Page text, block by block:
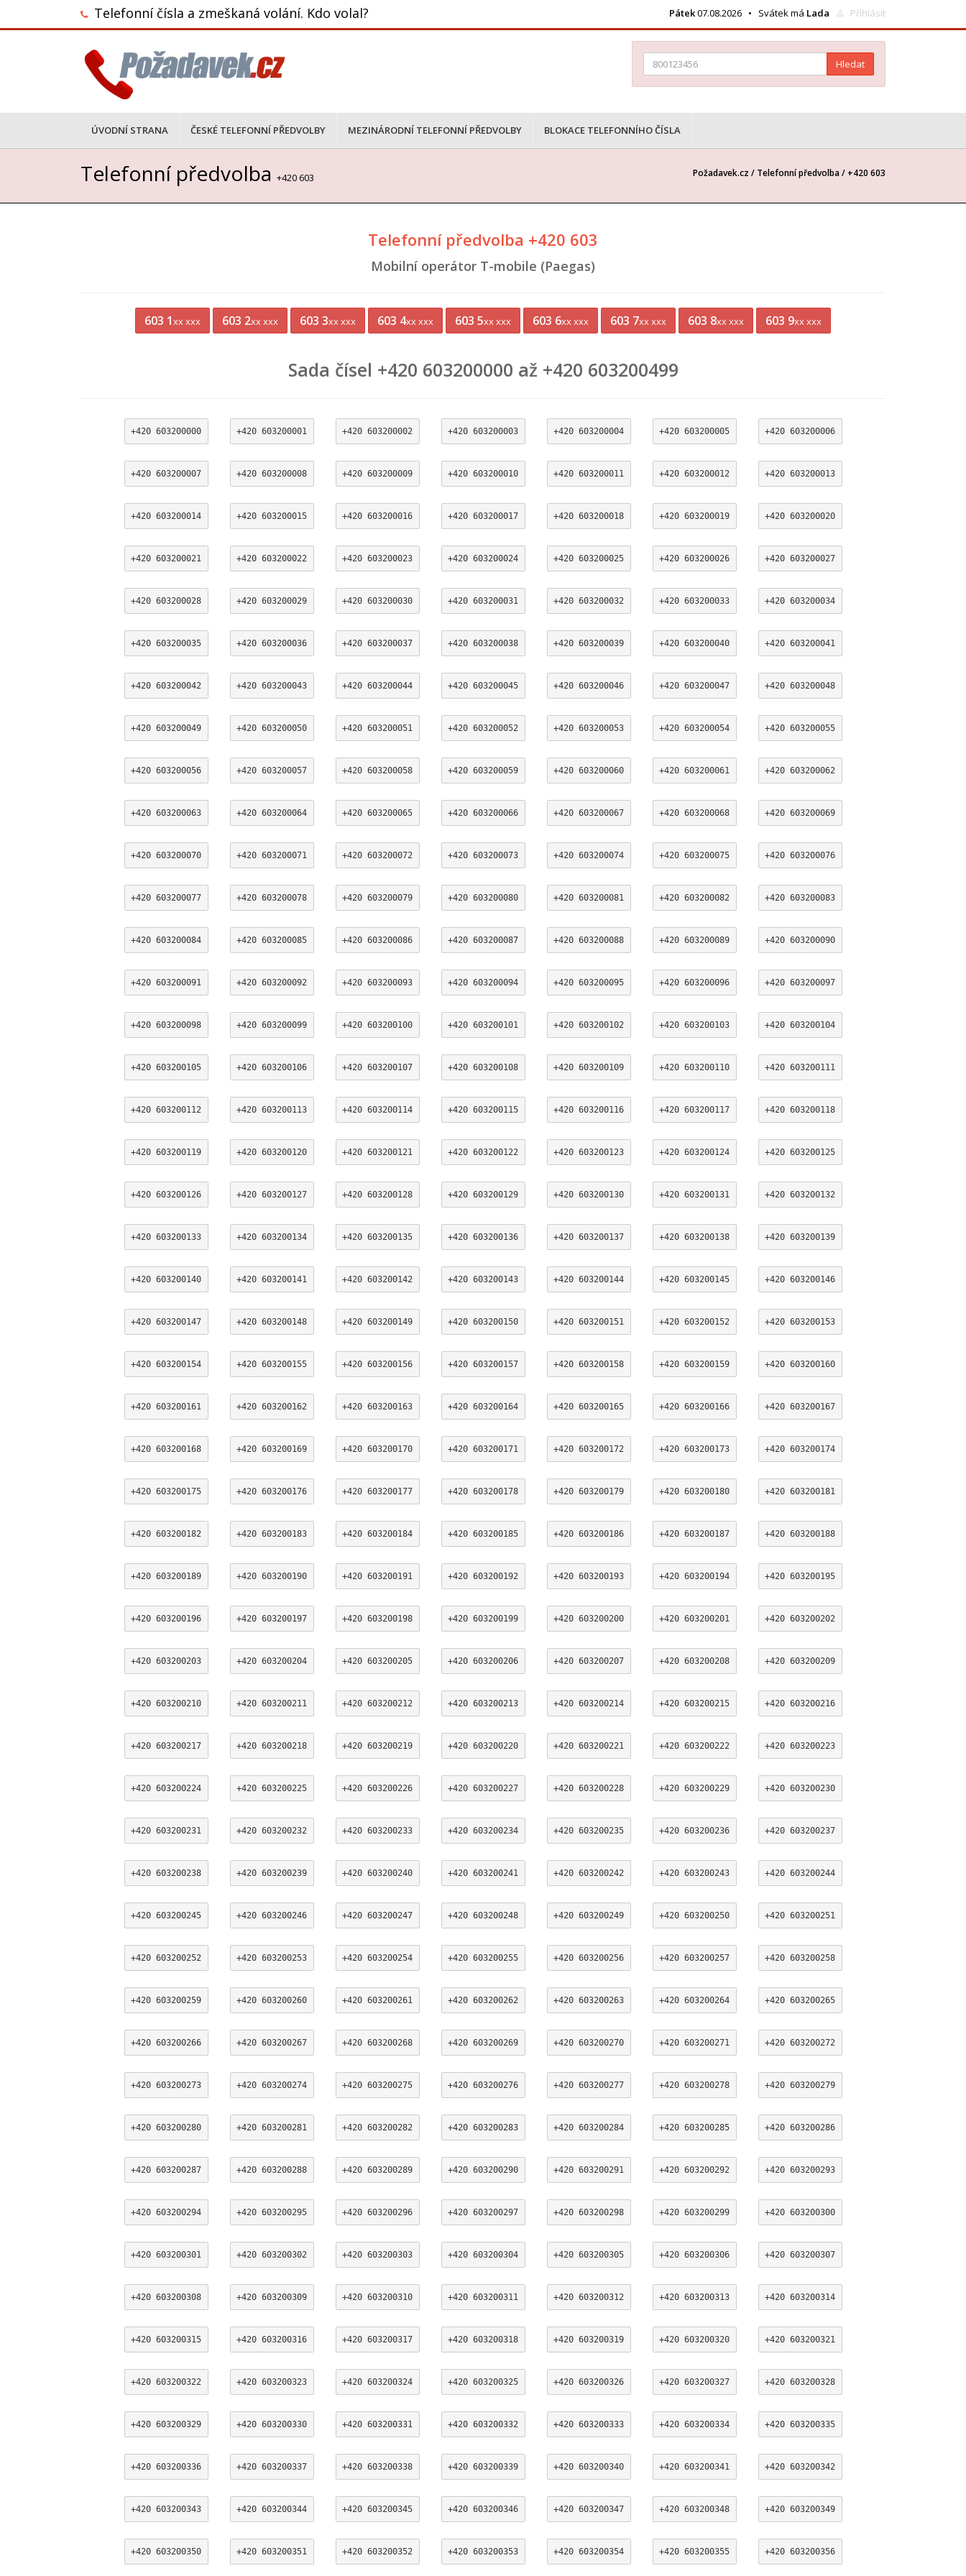
Telefonní čísla a zmeškaná volání. Kdo volal? Přihlásit
Pátek07.08.2026 • Svátek má Lada
Hledat
ÚVODNÍ STRANA ČESKÉ TELEFONNÍ PŘEDVOLBY MEZINÁRODNÍ TELEFONNÍ PŘEDVOLBY BLOKACE TELEFONNÍHO ČÍSLA
Telefonní předvolba +420 603 Požadavek.cz / Telefonní předvolba/ +420 603
Telefonní předvolba +420 603
Mobilní operátor T-mobile (Paegas)
603 1xx xxx 603 2xx xxx 603 3xx xxx 603 4xx xxx 603 5xx xxx 603 6xx xxx 603 7xx xxx 603 8xx xxx 603 9xx xxx
Sada čísel +420 603200000 až +420 603200499
+420 603200000 +420 603200001 +420 603200002 +420 603200003 +420 603200004 +420 603200005 +420 603200006
+420 603200007 +420 603200008 +420 603200009 +420 603200010 +420 603200011 +420 603200012 +420 603200013
+420 603200014 +420 603200015 +420 603200016 +420 603200017 +420 603200018 +420 603200019 +420 603200020
+420 603200021 +420 603200022 +420 603200023 +420 603200024 +420 603200025 +420 603200026 +420 603200027
+420 603200028 +420 603200029 +420 603200030 +420 603200031 +420 603200032 +420 603200033 +420 603200034
+420 603200035 +420 603200036 +420 603200037 +420 603200038 +420 603200039 +420 603200040 +420 603200041
+420 603200042 +420 603200043 +420 603200044 +420 603200045 +420 603200046 +420 603200047 +420 603200048
+420 603200049 +420 603200050 +420 603200051 +420 603200052 +420 603200053 +420 603200054 +420 603200055
+420 603200056 +420 603200057 +420 603200058 +420 603200059 +420 603200060 +420 603200061 +420 603200062
+420 603200063 +420 603200064 +420 603200065 +420 603200066 +420 603200067 +420 603200068 +420 603200069
+420 603200070 +420 603200071 +420 603200072 +420 603200073 +420 603200074 +420 603200075 +420 603200076
+420 603200077 +420 603200078 +420 603200079 +420 603200080 +420 603200081 +420 603200082 +420 603200083
+420 603200084 +420 603200085 +420 603200086 +420 603200087 +420 603200088 +420 603200089 +420 603200090
+420 603200091 +420 603200092 +420 603200093 +420 603200094 +420 603200095 +420 603200096 +420 603200097
+420 603200098 +420 603200099 +420 603200100 +420 603200101 +420 603200102 +420 603200103 +420 603200104
+420 603200105 +420 603200106 +420 603200107 +420 603200108 +420 603200109 +420 603200110 +420 603200111
+420 603200112 +420 603200113 +420 603200114 +420 603200115 +420 603200116 +420 603200117 +420 603200118
+420 603200119 +420 603200120 +420 603200121 +420 603200122 +420 603200123 +420 603200124 +420 603200125
+420 603200126 +420 603200127 +420 603200128 +420 603200129 +420 603200130 +420 603200131 +420 603200132
+420 603200133 +420 603200134 +420 603200135 +420 603200136 +420 603200137 +420 603200138 +420 603200139
+420 603200140 +420 603200141 +420 603200142 +420 603200143 +420 603200144 +420 603200145 +420 603200146
+420 603200147 +420 603200148 +420 603200149 +420 603200150 +420 603200151 +420 603200152 +420 603200153
+420 603200154 +420 603200155 +420 603200156 +420 603200157 +420 603200158 +420 603200159 +420 603200160
+420 603200161 +420 603200162 +420 603200163 +420 603200164 +420 603200165 +420 603200166 +420 603200167
+420 603200168 +420 603200169 +420 603200170 +420 603200171 +420 603200172 +420 603200173 +420 603200174
+420 603200175 +420 603200176 +420 603200177 +420 603200178 +420 603200179 +420 603200180 +420 603200181
+420 603200182 +420 603200183 +420 603200184 +420 603200185 +420 603200186 +420 603200187 +420 603200188
+420 603200189 +420 603200190 +420 603200191 +420 603200192 +420 603200193 +420 603200194 +420 603200195
+420 603200196 +420 603200197 +420 603200198 +420 603200199 +420 603200200 +420 603200201 +420 603200202
+420 603200203 +420 603200204 +420 603200205 +420 603200206 +420 603200207 +420 603200208 +420 603200209
+420 603200210 +420 603200211 +420 603200212 +420 603200213 +420 603200214 +420 603200215 +420 603200216
+420 603200217 +420 603200218 +420 603200219 +420 603200220 +420 603200221 +420 603200222 +420 603200223
+420 603200224 +420 603200225 +420 603200226 +420 603200227 +420 603200228 +420 603200229 +420 603200230
+420 603200231 +420 603200232 +420 603200233 +420 603200234 +420 603200235 +420 603200236 +420 603200237
+420 603200238 +420 603200239 +420 603200240 +420 603200241 +420 603200242 +420 603200243 +420 603200244
+420 603200245 +420 603200246 +420 603200247 +420 603200248 +420 603200249 +420 603200250 +420 603200251
+420 603200252 +420 603200253 +420 603200254 +420 603200255 +420 603200256 +420 603200257 +420 603200258
+420 603200259 +420 603200260 +420 603200261 +420 603200262 +420 603200263 +420 603200264 +420 603200265
+420 603200266 +420 603200267 +420 603200268 +420 603200269 +420 603200270 +420 603200271 +420 603200272
+420 603200273 +420 603200274 +420 603200275 +420 603200276 +420 603200277 +420 603200278 +420 603200279
+420 603200280 +420 603200281 +420 603200282 +420 603200283 +420 603200284 +420 603200285 +420 603200286
+420 603200287 +420 603200288 +420 603200289 +420 603200290 +420 603200291 +420 603200292 +420 603200293
+420 603200294 +420 603200295 +420 603200296 +420 603200297 +420 603200298 +420 603200299 +420 603200300
+420 603200301 +420 603200302 +420 603200303 +420 603200304 +420 603200305 +420 603200306 +420 603200307
+420 603200308 +420 603200309 +420 603200310 +420 603200311 +420 603200312 +420 603200313 +420 603200314
+420 603200315 +420 603200316 +420 603200317 +420 603200318 +420 603200319 +420 603200320 +420 603200321
+420 603200322 +420 603200323 +420 603200324 +420 603200325 +420 603200326 +420 603200327 +420 603200328
+420 603200329 +420 603200330 +420 603200331 +420 603200332 +420 603200333 +420 603200334 +420 603200335
+420 603200336 +420 603200337 +420 603200338 +420 603200339 +420 603200340 +420 603200341 +420 603200342
+420 603200343 +420 603200344 +420 603200345 +420 603200346 +420 603200347 +420 603200348 +420 603200349
+420 603200350 +420 603200351 +420 603200352 +420 603200353 +420 603200354 +420 603200355 +420 603200356